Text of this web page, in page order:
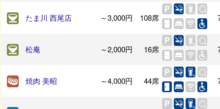
たま川 西尾店 ～3,000円 108席
松庵 ～2,000円 16席
焼肉 美昭 ～4,000円 44席